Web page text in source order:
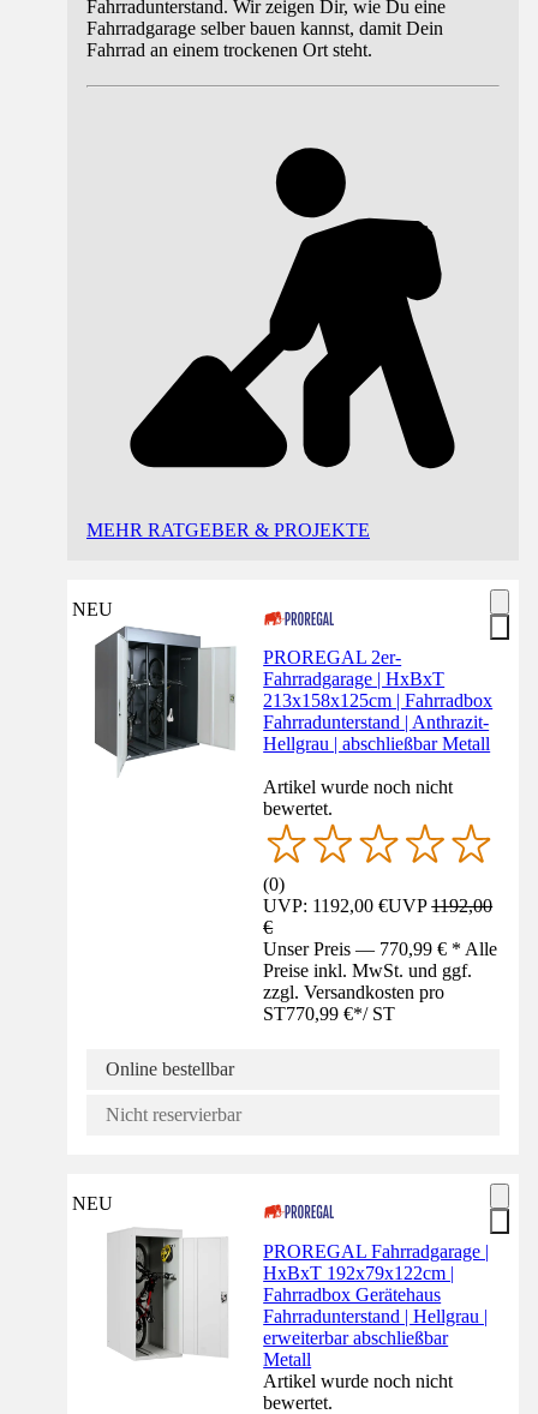
Fahrradunterstand. Wir zeigen Dir, wie Du eine
Fahrradgarage selber bauen kannst, damit Dein
Fahrrad an einem trockenen Ort steht.
MEHR RATGEBER & PROJEKTE
NEU
PROREGAL 2er-
Fahrradgarage | HxBxT
213x158x125cm | Fahrradbox
Fahrradunterstand | Anthrazit-
Hellgrau | abschließbar Metall
Artikel wurde noch nicht
bewertet.
(0)
UVP: 1192,00 €UVP1192,00
€
Unser Preis — 770,99 € * Alle
Preise inkl. MwSt. und ggf.
zzgl. Versandkosten pro
ST770,99 €*/ ST
Online bestellbar
Nicht reservierbar
NEU
PROREGAL Fahrradgarage |
HxBxT 192x79x122cm |
Fahrradbox Gerätehaus
Fahrradunterstand | Hellgrau |
erweiterbar abschließbar
Metall
Artikel wurde noch nicht
bewertet.